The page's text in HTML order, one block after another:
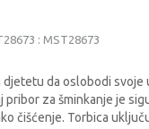
: MST28673
da oslobodi
pribor za šminkanje je
čišćenje. Torbica